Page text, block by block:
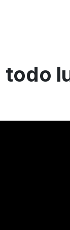
todo